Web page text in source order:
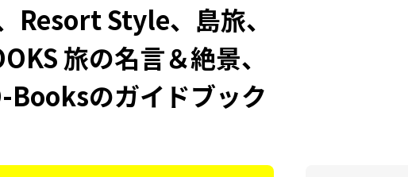
Resort Style、島旅、
旅の名言＆絶景、
Booksのガイドブック